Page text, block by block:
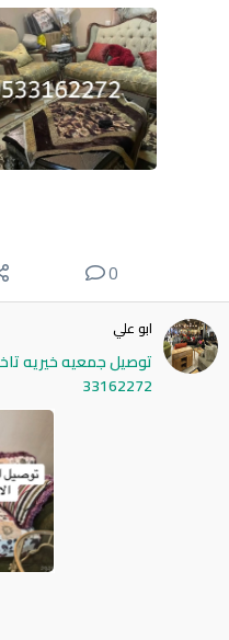
0
ابو علي
33162272